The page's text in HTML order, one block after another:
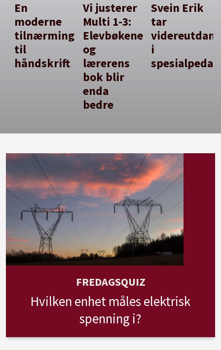
En
moderne
tilnærming
til
håndskrift
Vi justerer
Multi 1-3:
Elevbøkene
og
lærerens
bok blir
enda
bedre
Svein Erik
tar
i
FREDAGSQUIZ
Hvilken enhet måles elektrisk
spenning i?